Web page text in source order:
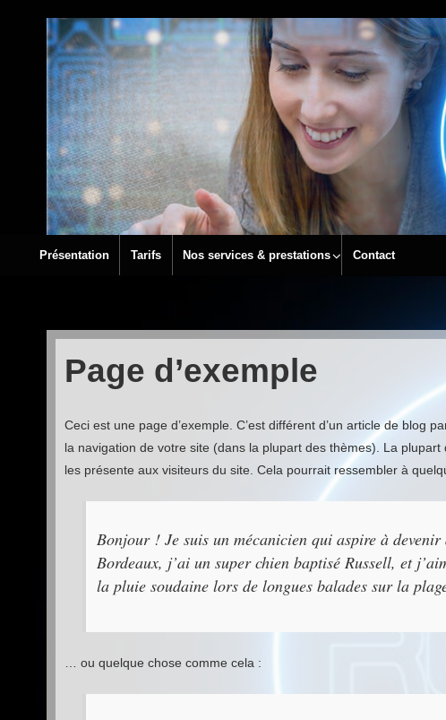
CONTENU
PRINCIPAL
Présentation Tarifs Nos services & prestations Contact
Page d’exemple
Ceci est une page d’exemple. C’est différent d’un article de blog
la navigation de votre site (dans la plupart des thèmes). La
les présente aux visiteurs du site. Cela pourrait ressembler à
Bonjour ! Je suis un mécanicien qui aspire à
Bordeaux, j’ai un super chien baptisé Russell, et
la pluie soudaine lors de longues balades sur la
… ou quelque chose comme cela :